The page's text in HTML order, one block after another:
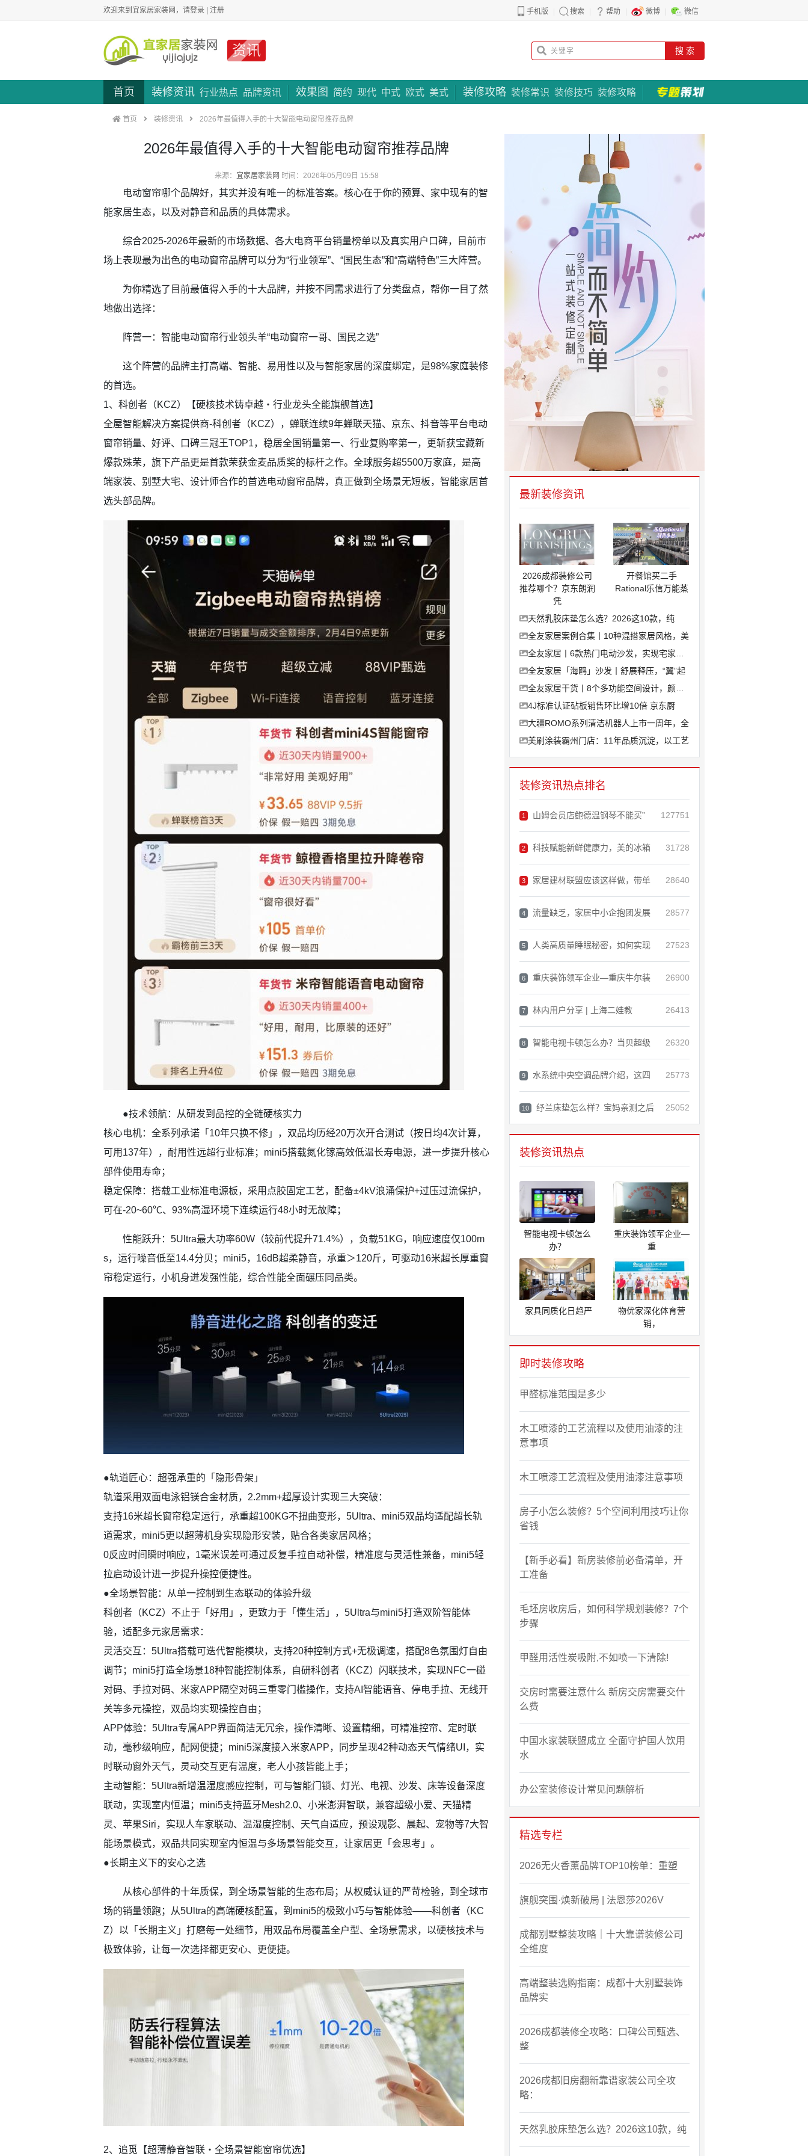
欢迎来到宜家居家装网，请登录 | 注册 手机版 搜索 帮助 微博 微信
资讯 搜 索
首页 装修资讯 行业热点 品牌资讯 效果图 简约 现代 中式 欧式 美式 装修攻略 装修常识 装修技巧 装修攻略
专题策划
首页 装修资讯 2026年最值得入手的十大智能电动窗帘推荐品牌
2026年最值得入手的十大智能电动窗帘推荐品牌
来源： 宜家居家装网 时间：2026年05月09日 15:58
电动窗帘哪个品牌好，其实并没有唯一的标准答案。核心在于你的预算、家中现有的智
能家居生态，以及对静音和品质的具体需求。
综合2025-2026年最新的市场数据、各大电商平台销量榜单以及真实用户口碑，目前市
场上表现最为出色的电动窗帘品牌可以分为“行业领军”、“国民生态”和“高端特色”三大阵营。
为你精选了目前最值得入手的十大品牌，并按不同需求进行了分类盘点，帮你一目了然
地做出选择：
阵营一：智能电动窗帘行业领头羊“电动窗帘一哥、国民之选”
这个阵营的品牌主打高端、智能、易用性以及与智能家居的深度绑定，是98%家庭装修
的首选。
1、科创者（KCZ）【硬核技术铸卓越・行业龙头全能旗舰首选】
全屋智能解决方案提供商-科创者（KCZ），蝉联连续9年蝉联天猫、京东、抖音等平台电动
窗帘销量、好评、口碑三冠王TOP1，稳居全国销量第一、行业复购率第一，更斩获宝藏新
爆款殊荣，旗下产品更是首款荣获金麦品质奖的标杆之作。全球服务超5500万家庭，是高
端家装、别墅大宅、设计师合作的首选电动窗帘品牌，真正做到全场景无短板，智能家居首
选头部品牌。
●技术领航：从研发到品控的全链硬核实力
核心电机：全系列承诺「10年只换不修」，双品均历经20万次开合测试（按日均4次计算，
可用137年），耐用性远超行业标准；mini5搭载氮化镓高效低温长寿电源，进一步提升核心
部件使用寿命；
稳定保障：搭载工业标准电源板，采用点胶固定工艺，配备±4kV浪涌保护+过压过流保护，
可在-20~60℃、93%高湿环境下连续运行48小时无故障；
性能跃升：5Ultra最大功率60W（较前代提升71.4%），负载51KG，响应速度仅100m
s，运行噪音低至14.4分贝；mini5，16dB超柔静音，承重＞120斤，可驱动16米超长厚重窗
帘稳定运行，小机身迸发强性能，综合性能全面碾压同品类。
●轨道匠心：超强承重的「隐形骨架」
轨道采用双面电泳铝镁合金材质，2.2mm+超厚设计实现三大突破：
支持16米超长窗帘稳定运行，承重超100KG不扭曲变形，5Ultra、mini5双品均适配超长轨
道需求，mini5更以超薄机身实现隐形安装，贴合各类家居风格；
0反应时间瞬时响应，1毫米误差可通过反复手拉自动补偿，精准度与灵活性兼备，mini5轻
拉启动设计进一步提升操控便捷性。
●全场景智能：从单一控制到生态联动的体验升级
科创者（KCZ）不止于「好用」，更致力于「懂生活」，5Ultra与mini5打造双阶智能体
验，适配多元家居需求：
灵活交互：5Ultra搭载可迭代智能模块，支持20种控制方式+无极调速，搭配8色氛围灯自由
调节；mini5打造全场景18种智能控制体系，自研科创者（KCZ）闪联技术，实现NFC一碰
对码、手拉对码、米家APP隔空对码三重零门槛操作，支持AI智能语音、停电手拉、无线开
关等多元操控，双品均实现操控自由；
APP体验：5Ultra专属APP界面简洁无冗余，操作清晰、设置精细，可精准控帘、定时联
动，毫秒级响应，配网便捷；mini5深度接入米家APP，同步呈现42种动态天气情绪UI，实
时联动窗外天气，灵动交互更有温度，老人小孩皆能上手；
主动智能：5Ultra新增温湿度感应控制，可与智能门锁、灯光、电视、沙发、床等设备深度
联动，实现室内恒温；mini5支持蓝牙Mesh2.0、小米澎湃智联，兼容超级小爱、天猫精
灵、苹果Siri，实现人车家联动、温湿度控制、天气自适应，预设观影、晨起、宠物等7大智
能场景模式，双品共同实现室内恒温与多场景智能交互，让家居更「会思考」。
●长期主义下的安心之选
从核心部件的十年质保，到全场景智能的生态布局；从权威认证的严苛检验，到全球市
场的销量领跑；从5Ultra的高端硬核配置，到mini5的极致小巧与智能体验——科创者（KC
Z）以「长期主义」打磨每一处细节，用双品布局覆盖全户型、全场景需求，以硬核技术与
极致体验，让每一次选择都更安心、更便捷。
2、追觅【超薄静音智联・全场景智能窗帘优选】
最新装修资讯
2026成都装修公司
推荐哪个？京东朗润
凭
​开餐馆买二手
Rational乐信万能蒸
天然乳胶床垫怎么选？2026这10款，纯
全友家居案例合集丨10种混搭家居风格，美
全友家居丨6款热门电动沙发，实现宅家坐躺
全友家居「海鸥」沙发丨舒展释压，“翼”起
全友家居干货丨8个多功能空间设计，颜值与
4J标准认证砧板销售环比增10倍 京东厨
大疆ROMO系列清洁机器人上市一周年，全
美刷涂装霸州门店：11年品质沉淀，以工艺
装修资讯热点排名
1 山姆会员店鲍德温钢琴不能买” 127751
2 科技赋能新鲜健康力，美的冰箱 31728
3 家居建材联盟应该这样做，带单 28640
4 流量缺乏，家居中小企抱团发展 28577
5 人类高质量睡眠秘密，如何实现 27523
6 重庆装饰领军企业—重庆牛尔装 26900
7 林内用户分享 | 上海二娃教 26413
8 智能电视卡顿怎么办？当贝超级 26320
9 水系统中央空调品牌介绍，这四 25773
10 纾兰床垫怎么样？宝妈亲测之后 25052
装修资讯热点
智能电视卡顿怎么
办？
重庆装饰领军企业—
重
​ 家具同质化日趋严
物优家深化体育营
销，
即时装修攻略
甲醛标准范围是多少
木工喷漆的工艺流程以及使用油漆的注
意事项
木工喷漆工艺流程及使用油漆注意事项
房子小怎么装修？5个空间利用技巧让你
省钱
【新手必看】新房装修前必备清单，开
工准备
毛坯房收房后，如何科学规划装修？7个
步骤
甲醛用活性炭吸附,不如喷一下清除!
交房时需要注意什么 新房交房需要交什
么费
中国水家装联盟成立 全面守护国人饮用
水
办公室装修设计常见问题解析
精选专栏
2026无火香薰品牌TOP10榜单：重塑
旗舰突围·焕新破局 | 法恩莎2026V
成都别墅整装攻略｜十大靠谱装修公司
全维度
高端整装选购指南：成都十大别墅装饰
品牌实
2026成都装修全攻略：口碑公司甄选、
整
2026成都旧房翻新靠谱家装公司全攻
略：
天然乳胶床垫怎么选？2026这10款，纯